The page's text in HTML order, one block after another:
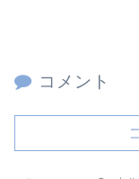
コメント